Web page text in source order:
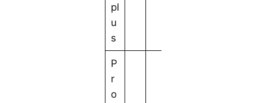
pl
u
s
P
r
o